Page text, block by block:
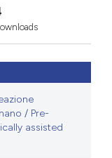
/ Pre-
assisted